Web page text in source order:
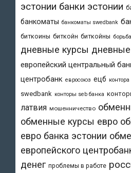
эстонии банки эстонии
банкоматы банкоматы swedbank
биткоины биткойн биткойны
дневные курсы
европейский центральный
центробанк евросоюз ецб
swedbank конторы seb банка
латвия мошенничество
обменные курсы евро
евро банка эстонии
европейского
денег проблемы в работе